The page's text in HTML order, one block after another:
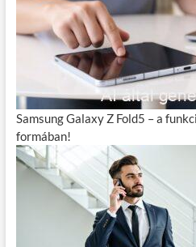
Samsung Galaxy Z Fold5 – a
formában!